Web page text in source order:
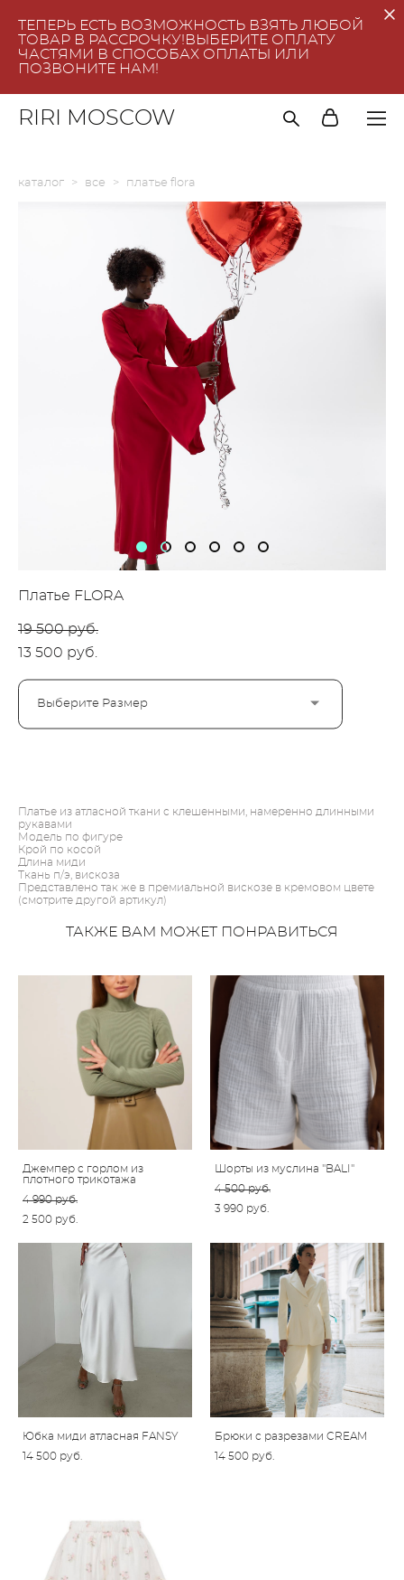
ТЕПЕРЬ ЕСТЬ ВОЗМОЖНОСТЬ ВЗЯТЬ ЛЮБОЙ
ТОВАР В РАССРОЧКУ!ВЫБЕРИТЕ ОПЛАТУ
ЧАСТЯМИ В СПОСОБАХ ОПЛАТЫ ИЛИ
ПОЗВОНИТЕ НАМ!
RIRI MOSCOW
каталог > все > платье flora
Платье FLORA
19 500 pуб.
13 500 pуб.
Выберите Размер
Платье из атласной ткани с клешенными, намеренно длинными
рукавами
Модель по фигуре
Крой по косой
Длина миди
Ткань п/э, вискоза
Представлено так же в премиальной вискозе в кремовом цвете
(смотрите другой артикул)
ТАКЖЕ ВАМ МОЖЕТ ПОНРАВИТЬСЯ
Джемпер с горлом из
плотного трикотажа
4 990 pуб.
2 500 pуб.
Шорты из муслина "BALI"
4 500 pуб.
3 990 pуб.
Юбка миди атласная FANSY
14 500 pуб.
Брюки с разрезами CREAM
14 500 pуб.